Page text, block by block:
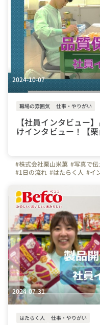
2024-10-07
職場の雰囲気 仕事・やりがい
【社員インタビュー
けインタビュー！【
#株式会社栗山米菓 #写真で
#1日の流れ #はたらく人 #イ
2024-07-31
はたらく人 仕事・やりがい